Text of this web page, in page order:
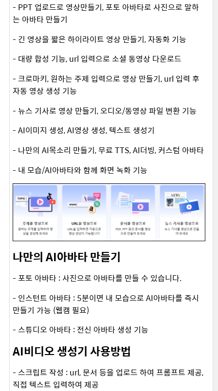
- PPT 업로드로 영상만들기, 포토 아바타로 사진으로 말하
는 아바타 만들기
- 긴 영상을 짧은 하이라이트 영상 만들기, 자동화 기능
- 대량 합성 기능, url 입력으로 소셜 동영상 다운로드
- 크로마키, 원하는 주제 입력으로 영상 만들기, url 입력 후
자동 영상 생성 기능
- 뉴스 기사로 영상 만들기, 오디오/동영상 파일 변환 기능
- AI이미지 생성, AI영상 생성, 텍스트 생성기
- 나만의 AI목소리 만들기, 무료 TTS, AI더빙, 커스텀 아바타
- 내 모습/AI아바타와 함께 화면 녹화 기능
나만의 AI아바타 만들기
- 포토 아바타 : 사진으로 아바타를 만들 수 있습니다.
- 인스턴트 아바타 : 5분이면 내 모습으로 AI아바타를 즉시
만들기 가능 (웹캠 필요)
- 스튜디오 아바타 : 전신 아바타 생성 기능
AI비디오 생성기 사용방법
- 스크립트 작성 : url, 문서 등을 업로드 하여 프롬프트 제공,
직접 텍스트 입력하여 제공